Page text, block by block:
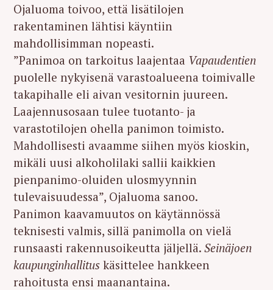
Ojaluoma toivoo, että lisätilojen
rakentaminen lähtisi käyntiin
mahdollisimman nopeasti.
”Panimoa on tarkoitus laajentaa Vapaudentien
puolelle nykyisenä varastoalueena toimivalle
takapihalle eli aivan vesitornin juureen.
Laajennusosaan tulee tuotanto- ja
varastotilojen ohella panimon toimisto.
Mahdollisesti avaamme siihen myös kioskin,
mikäli uusi alkoholilaki sallii kaikkien
pienpanimo-oluiden ulosmyynnin
tulevaisuudessa”, Ojaluoma sanoo.
Panimon kaavamuutos on käytännössä
teknisesti valmis, sillä panimolla on vielä
runsaasti rakennusoikeutta jäljellä. Seinäjoen
kaupunginhallitus käsittelee hankkeen
rahoitusta ensi maanantaina.